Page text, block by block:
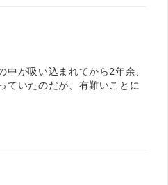
が吸い込まれてから2年余、
ていたのだが、有難いことに